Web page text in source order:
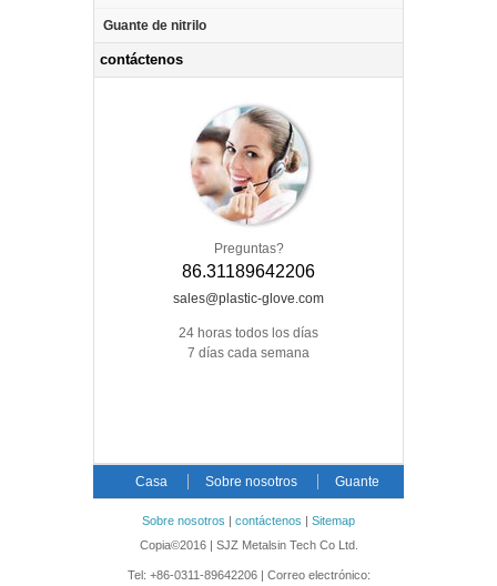
Guante de nitrilo
contáctenos
Preguntas?
86.31189642206
sales@plastic-glove.com
24 horas todos los días
7 días cada semana
Casa Sobre nosotros Guante
desechable Noticias Nuestro Blog
contáctenos
Sobre nosotros | contáctenos | Sitemap
Copia©2016 | SJZ Metalsin Tech Co Ltd.
Tel: +86-0311-89642206 | Correo electrónico: